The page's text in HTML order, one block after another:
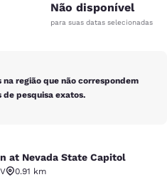
Não disponível
para suas datas selecionadas
região que não correspondem
de pesquisa exatos.
State
at Nevada State Capitol
0.91 km